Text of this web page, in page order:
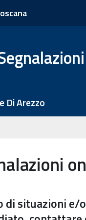
Di Arezzo
di situazioni